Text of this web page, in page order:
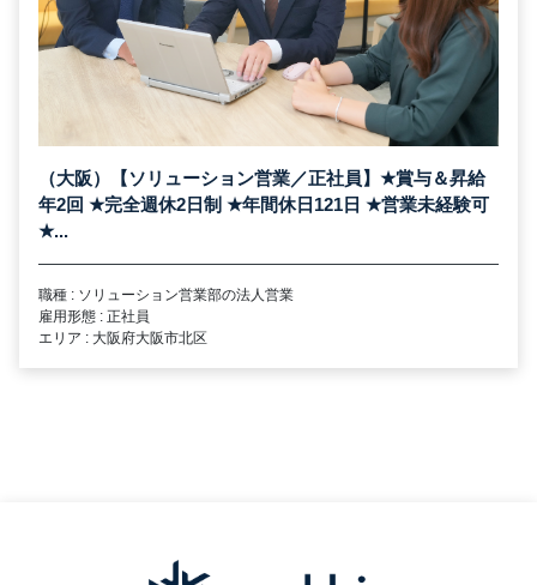
（大阪）【ソリューション営業／正社員】 ★賞与＆昇給
年2回 ★完全週休2日制 ★年間休日121日 ★営業未経験可
★...
職種 : ソリューション営業部の法人営業
雇用形態 : 正社員
エリア : 大阪府大阪市北区